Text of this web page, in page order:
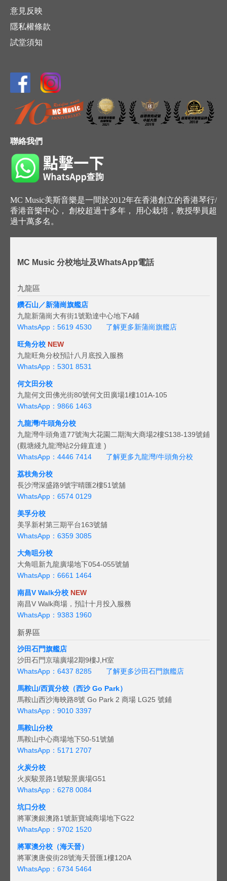
意見反映
隱私權條款
試堂須知
聯絡我們
MC Music美斯音樂是一間於2012年在香港創立的香港琴行/
香港音樂中心， 創校超過十多年， 用心栽培，教授學員超
過十萬多名。
MC Music 分校地址及WhatsApp電話
九龍區
鑽石山／新蒲崗旗艦店
九龍新蒲崗大有街1號勤達中心地下A鋪
WhatsApp：5619 4530
了解更多新蒲崗旗艦店
旺角分校 NEW
九龍旺角分校預計八月底投入服務
WhatsApp：5301 8531
何文田分校
九龍何文田佛光街80號何文田廣場1樓101A-105
WhatsApp：9866 1463
九龍灣/牛頭角分校
九龍灣牛頭角道77號淘大花園二期淘大商場2樓S138-139號鋪
(觀塘綫九龍灣站2分鐘直達 )
WhatsApp：4446 7414
了解更多九龍灣/牛頭角分校
荔枝角分校
長沙灣深盛路9號宇晴匯2樓51號舖
WhatsApp：6574 0129
美孚分校
美孚新村第三期平台163號舖
WhatsApp：6359 3085
大角咀分校
大角咀新九龍廣場地下054-055號舖
WhatsApp：6661 1464
南昌V Walk分校 NEW
南昌V Walk商場，預計十月投入服務
WhatsApp：9383 1960
新界區
沙田石門旗艦店
沙田石門京瑞廣場2期9樓J,H室
WhatsApp：6437 8285
了解更多沙田石門旗艦店
馬鞍山/西貢分校（西沙 Go Park）
馬鞍山西沙海映路8號 Go Park 2 商場 LG25 號鋪
WhatsApp：9010 3397
馬鞍山分校
馬鞍山中心商場地下50-51號舖
WhatsApp：5171 2707
火炭分校
火炭駿景路1號駿景廣場G51
WhatsApp：6278 0084
坑口分校
將軍澳銀澳路1號新寶城商場地下G22
WhatsApp：9702 1520
將軍澳分校（海天晉）
將軍澳唐俊街28號海天晉匯1樓120A
WhatsApp：6734 5464